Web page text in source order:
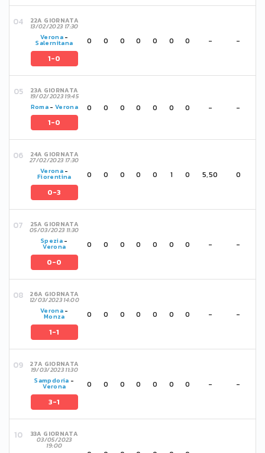
22A GIORNATA
13/02/2023 17:30
Verona -
Salernitana
1-0
0 0 0 0 0 0 0 - -
23A GIORNATA
19/02/2023 19:45
Roma-Verona
1-0
0 0 0 0 0 0 0 - -
24A GIORNATA
27/02/2023 17:30
Verona -
Fiorentina
0-3
0 0 0 0 0 1 0 5,50 0
25A GIORNATA
05/03/2023 11:30
Spezia -
Verona
0-0
0 0 0 0 0 0 0 - -
26A GIORNATA
12/03/2023 14:00
Verona -
Monza
1-1
0 0 0 0 0 0 0 - -
27A GIORNATA
19/03/2023 11:30
Sampdoria -
Verona
3-1
0 0 0 0 0 0 0 - -
33A GIORNATA
03/05/2023
19:00